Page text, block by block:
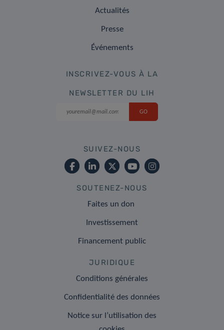
Actualités
Presse
Événements
INSCRIVEZ-VOUS À LA
NEWSLETTER DU LIH
SUIVEZ-NOUS
SOUTENEZ-NOUS
Faites un don
Investissement
Financement public
JURIDIQUE
Conditions générales
Confidentialité des données
Notice sur l’utilisation des